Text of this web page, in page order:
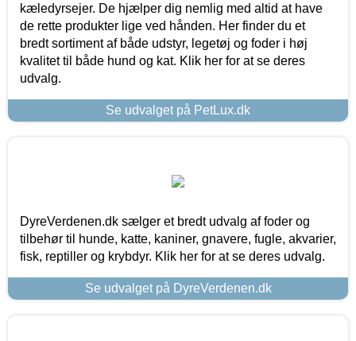
kæledyrsejer. De hjælper dig nemlig med altid at have
de rette produkter lige ved hånden. Her finder du et
bredt sortiment af både udstyr, legetøj og foder i høj
kvalitet til både hund og kat. Klik her for at se deres
udvalg.
Se udvalget på PetLux.dk
DyreVerdenen.dk sælger et bredt udvalg af foder og
tilbehør til hunde, katte, kaniner, gnavere, fugle, akvarier,
fisk, reptiller og krybdyr. Klik her for at se deres udvalg.
Se udvalget på DyreVerdenen.dk